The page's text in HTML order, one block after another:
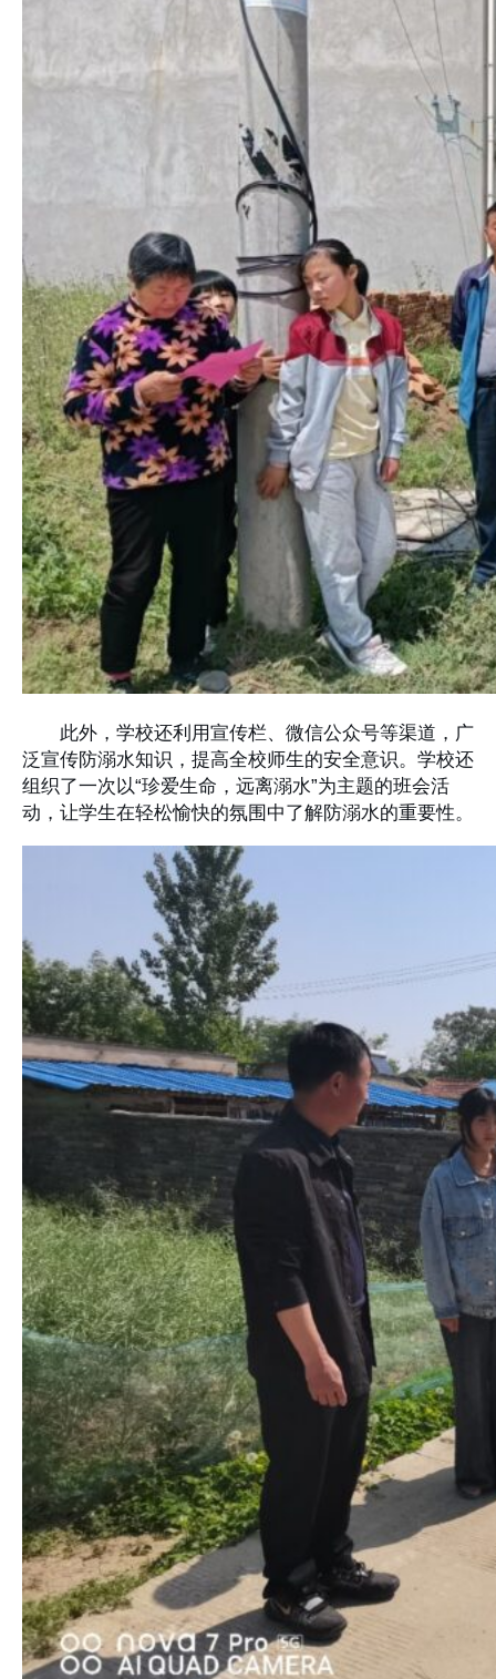
此外，学校还利用宣传栏、微信公众号等渠道，广
泛宣传防溺水知识，提高全校师生的安全意识。学校还
组织了一次以“珍爱生命，远离溺水”为主题的班会活
动，让学生在轻松愉快的氛围中了解防溺水的重要性。